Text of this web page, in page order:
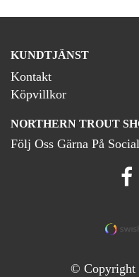
KUNDTJÄNST
Kontakt
Köpvillkor
NORTHERN TROUT
Följ Oss Gärna På
© Copyright